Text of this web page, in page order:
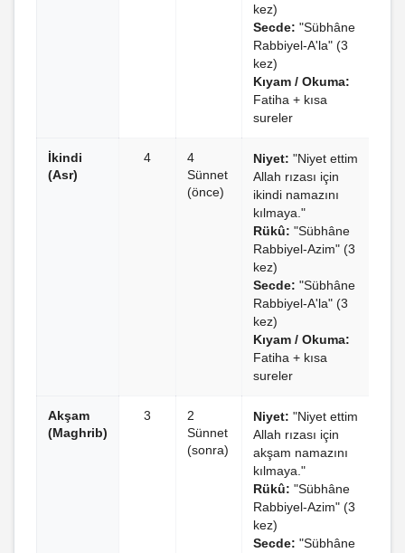
kez)
Secde: "Sübhâne
Rabbiyel-A'la" (3
kez)
Kıyam / Okuma:
Fatiha + kısa
sureler
İkindi
(Asr)
4
4
Sünnet
(önce)
Niyet: "Niyet ettim
Allah rızası için
ikindi namazını
kılmaya."
Rükû: "Sübhâne
Rabbiyel-Azim" (3
kez)
Secde: "Sübhâne
Rabbiyel-A'la" (3
kez)
Kıyam / Okuma:
Fatiha + kısa
sureler
Akşam
(Maghrib)
3
2
Sünnet
(sonra)
Niyet: "Niyet ettim
Allah rızası için
akşam namazını
kılmaya."
Rükû: "Sübhâne
Rabbiyel-Azim" (3
kez)
Secde: "Sübhâne